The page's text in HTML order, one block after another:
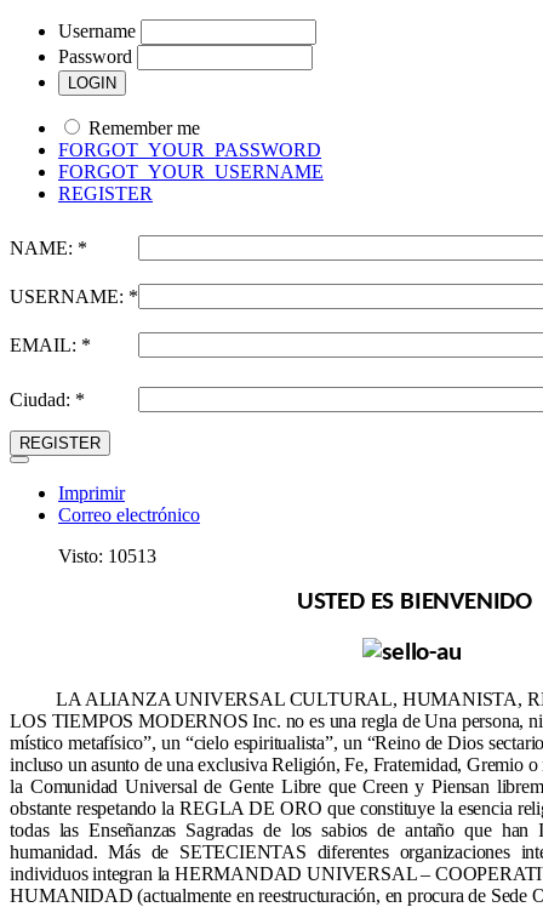
Username
Password
Remember me
FORGOT_YOUR_PASSWORD
FORGOT_YOUR_USERNAME
REGISTER
NAME: *
USERNAME: *
EMAIL: *
Ciudad: *
REGISTER
Imprimir
Correo electrónico
Visto: 10513
USTED ES BIENVENIDO
LA ALIANZA UNIVERSAL CULTURAL, HUMANISTA,
LOS TIEMPOS MODERNOS Inc. no es una regla de Una persona, ni
místico metafísico”, un “cielo espiritualista”, un “Reino de Dios
incluso un asunto de una exclusiva Religión, Fe, Fraternidad, Gremio
la Comunidad Universal de Gente Libre que Creen y Piensan
obstante respetando la REGLA DE ORO que constituye la esencia
todas las Enseñanzas Sagradas de los sabios de antaño que
humanidad. Más de SETECIENTAS diferentes organizaciones
individuos integran la HERMANDAD UNIVERSAL –
HUMANIDAD (actualmente en reestructuración, en procura de Sede